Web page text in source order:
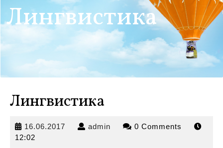
Лингвистика
Лингвистика
16.06.2017 16.06.2017
admin admin 0 Comments
12:02